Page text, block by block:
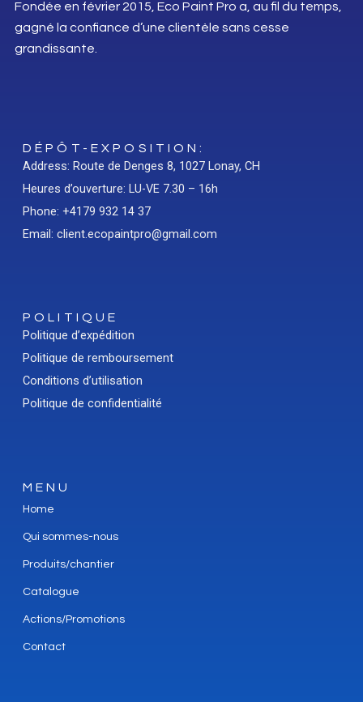
Fondée en février 2015, Eco Paint Pro a, au fil du temps,
gagné la confiance d’une clientèle sans cesse
grandissante.
DÉPÔT-EXPOSITION:
Address: Route de Denges 8, 1027 Lonay, CH
Heures d’ouverture: LU-VE 7.30 – 16h
Phone: +4179 932 14 37
Email: client.ecopaintpro@gmail.com
POLITIQUE
Politique d’expédition
Politique de remboursement
Conditions d’utilisation
Politique de confidentialité
MENU
Home
Qui sommes-nous
Produits/chantier
Catalogue
Actions/Promotions
Contact